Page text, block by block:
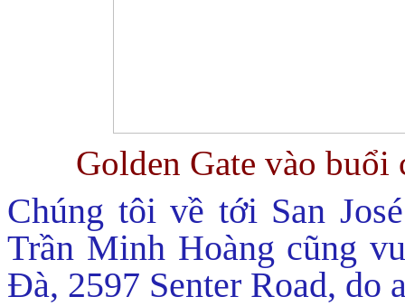
Golden Gate vào buổi
Chúng tôi về tới San
Trần Minh Hoàng cũng
Đà, 2597 Senter Road, do